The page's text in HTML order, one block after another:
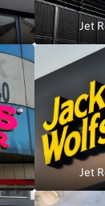
Jet
Jet